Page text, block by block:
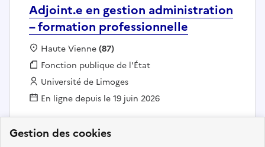
Gestion des cookies
Adjoint.e en gestion administration
– formation professionnelle
Localisation :
Haute Vienne(87)
Fonction publique :
Fonction publique de l'État
Employeur :
Université de Limoges
En ligne depuis le 19 juin 2026
Ajouter aux favoris